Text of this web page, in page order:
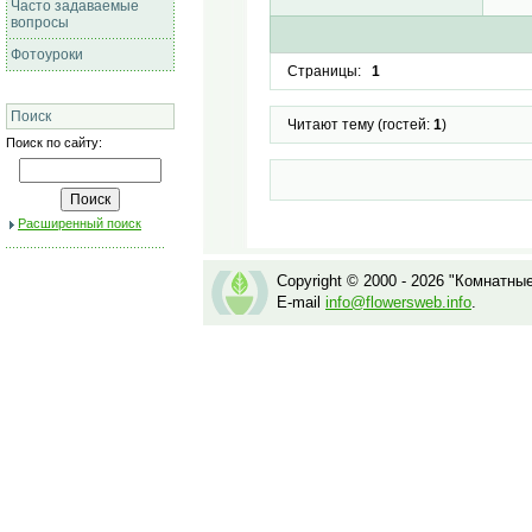
Часто задаваемые
вопросы
Фотоуроки
Поиск
Поиск по сайту:
Расширенный поиск
Страницы: 1
Читают тему (гостей: 1)
Copyright © 2000 - 2026
E-mail info@flowersweb.info.